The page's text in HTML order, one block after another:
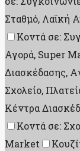
Σταθμό, Λαϊκή
Κοντά σε:
Αγορά, Super
Διασκέδασης,
Σχολείο,
Κέντρα
Κοντά σε:
Market